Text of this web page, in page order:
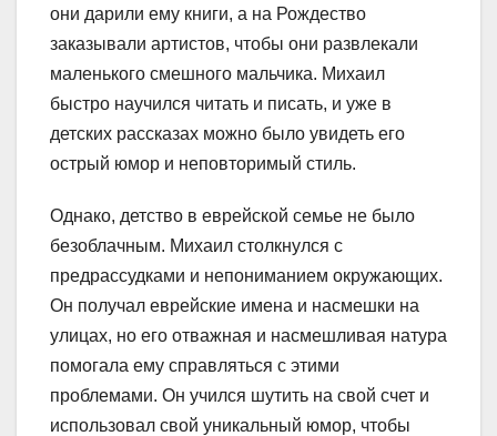
они дарили ему книги, а на Рождество
заказывали артистов, чтобы они развлекали
маленького смешного мальчика. Михаил
быстро научился читать и писать, и уже в
детских рассказах можно было увидеть его
острый юмор и неповторимый стиль.
Однако, детство в еврейской семье не было
безоблачным. Михаил столкнулся с
предрассудками и непониманием окружающих.
Он получал еврейские имена и насмешки на
улицах, но его отважная и насмешливая натура
помогала ему справляться с этими
проблемами. Он учился шутить на свой счет и
использовал свой уникальный юмор, чтобы